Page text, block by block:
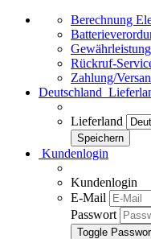
Berechnung
Rückruf-
Zahlung/
Deutschland
Lieferland
Kundenlogin
Kundenlogin
E-Mail
Passwort
Toggle